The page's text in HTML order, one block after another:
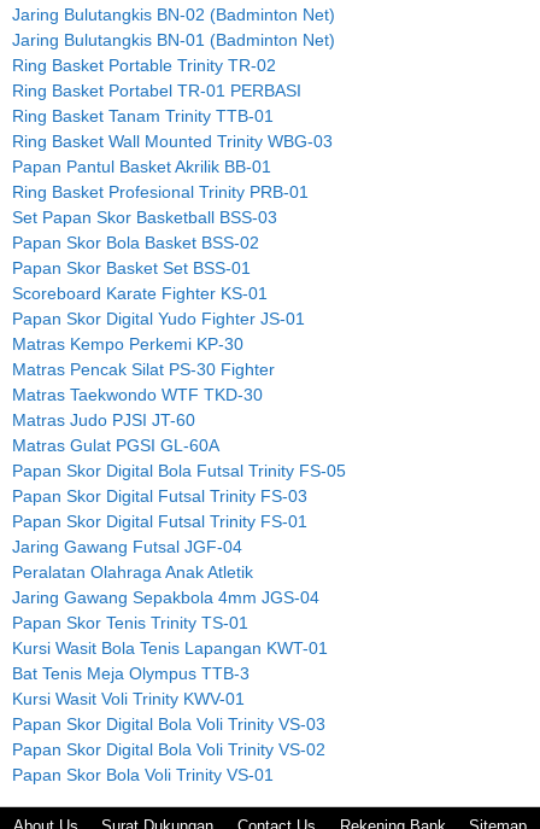
Jaring Bulutangkis BN-02 (Badminton Net)
Jaring Bulutangkis BN-01 (Badminton Net)
Ring Basket Portable Trinity TR-02
Ring Basket Portabel TR-01 PERBASI
Ring Basket Tanam Trinity TTB-01
Ring Basket Wall Mounted Trinity WBG-03
Papan Pantul Basket Akrilik BB-01
Ring Basket Profesional Trinity PRB-01
Set Papan Skor Basketball BSS-03
Papan Skor Bola Basket BSS-02
Papan Skor Basket Set BSS-01
Scoreboard Karate Fighter KS-01
Papan Skor Digital Yudo Fighter JS-01
Matras Kempo Perkemi KP-30
Matras Pencak Silat PS-30 Fighter
Matras Taekwondo WTF TKD-30
Matras Judo PJSI JT-60
Matras Gulat PGSI GL-60A
Papan Skor Digital Bola Futsal Trinity FS-05
Papan Skor Digital Futsal Trinity FS-03
Papan Skor Digital Futsal Trinity FS-01
Jaring Gawang Futsal JGF-04
Peralatan Olahraga Anak Atletik
Jaring Gawang Sepakbola 4mm JGS-04
Papan Skor Tenis Trinity TS-01
Kursi Wasit Bola Tenis Lapangan KWT-01
Bat Tenis Meja Olympus TTB-3
Kursi Wasit Voli Trinity KWV-01
Papan Skor Digital Bola Voli Trinity VS-03
Papan Skor Digital Bola Voli Trinity VS-02
Papan Skor Bola Voli Trinity VS-01